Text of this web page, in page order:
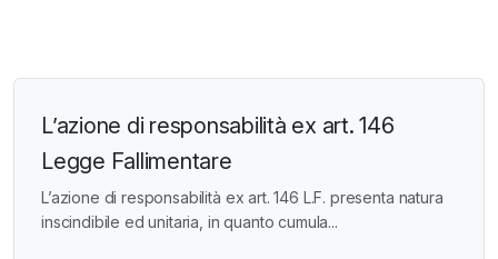
L’azione di responsabilità ex art. 146
Legge Fallimentare
L’azione di responsabilità ex art. 146 L.F. presenta natura
inscindibile ed unitaria, in quanto cumula...